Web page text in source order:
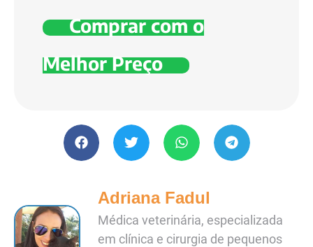
Comprar com o
Melhor Preço
Adriana Fadul
Médica veterinária, especializada
em clínica e cirurgia de pequenos